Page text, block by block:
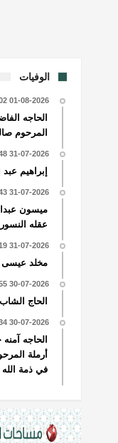
الوفيات
01-08-2026 08:02 AM
الحاجه
المرحوم
31-07-2026 11:48 AM
إبراهيم
31-07-2026 11:43 AM
ميسون
عقله
31-07-2026 10:19 AM
مخلد عيسى
30-07-2026 02:55 PM
الحاج
30-07-2026 11:34 AM
الحاجه
أرملة
في ذمة الله